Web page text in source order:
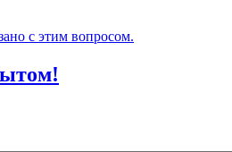
с этим вопросом.